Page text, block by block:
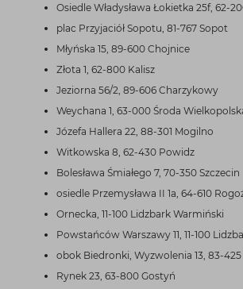
Osiedle Władysława Łokietka 25f, 62-
plac Przyjaciół Sopotu, 81-767 Sopot
Młyńska 15, 89-600 Chojnice
Złota 1, 62-800 Kalisz
Jeziorna 56/2, 89-606 Charzykowy
Weychana 1, 63-000 Środa
Józefa Hallera 22, 88-301 Mogilno
Witkowska 8, 62-430 Powidz
Bolesława Śmiałego 7, 70-350 Szczecin
osiedle Przemysława II 1a, 64-610
Ornecka, 11-100 Lidzbark Warmiński
Powstańców Warszawy 11, 11-100
obok Biedronki, Wyzwolenia 13, 83-
Rynek 23, 63-800 Gostyń